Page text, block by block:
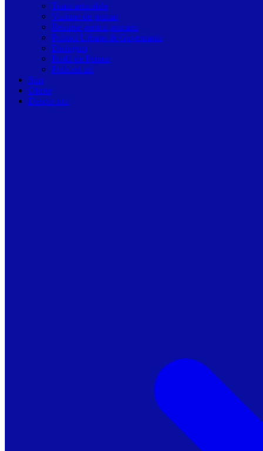
Toate articolele
Viziune de primar
Resurse pentru primarii
Politici Urbane & Guvernanta
Dialoguri
Profil de Primar
Podcast-uri
Stiri
Oferte
Despre noi